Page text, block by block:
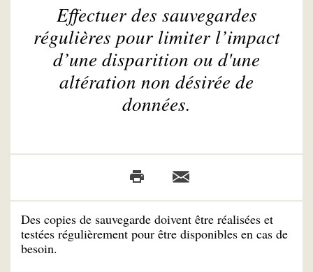
Effectuer des sauvegardes
régulières pour limiter l’impact
d’une disparition ou d'une
altération non désirée de
données.
Des copies de sauvegarde doivent être réalisées et
testées régulièrement pour être disponibles en cas de
besoin.